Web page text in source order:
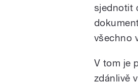
sjednotit
všechno
V tom je
zdánlivě